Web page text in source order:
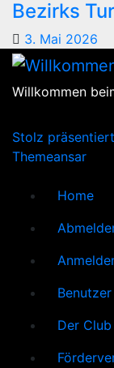
Bezirks
3. Mai 2026
Willkommen
Stolz
Themeansar
Home
Benutzer
Der Club